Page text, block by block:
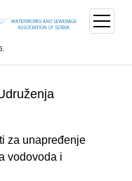
open
menu
za unapređenje
vodovoda i